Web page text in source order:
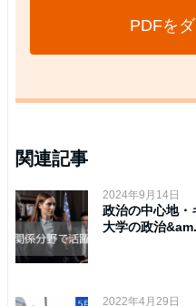
PDFを
関連記事
2024年9月14日
政治の中心地・
大学の政治
2022年4月29日